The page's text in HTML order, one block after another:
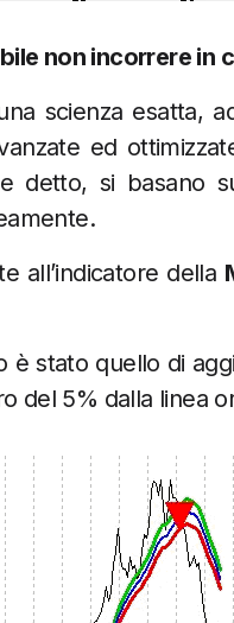
non incorrere in
scienza esatta,
ed
detto, si basano
all’indicatore della
è stato quello di
del 5% dalla linea